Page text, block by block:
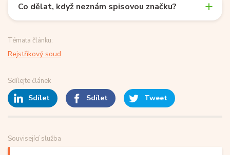
Co dělat, když neznám spisovou značku?
Témata článku:
Rejstříkový soud
Sdílejte článek
Sdílet Sdílet Tweet
Související služba